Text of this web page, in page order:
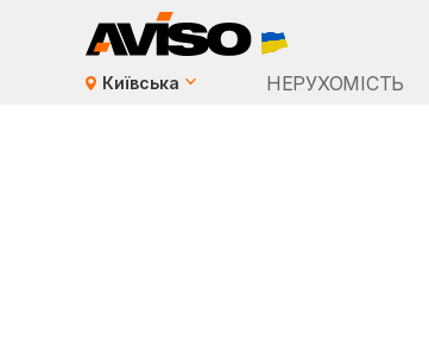
Київська НЕРУХОМІСТЬ